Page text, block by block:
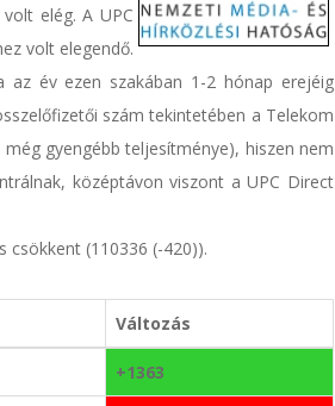
elég. A UPC
volt elegendő.
év ezen szakában 1-2 hónap erejéig
szám tekintetében a Telekom
gyengébb teljesítménye), hiszen nem
középtávon viszont a UPC Direct
csökkent (110336 (-420)).
Változás
+1363